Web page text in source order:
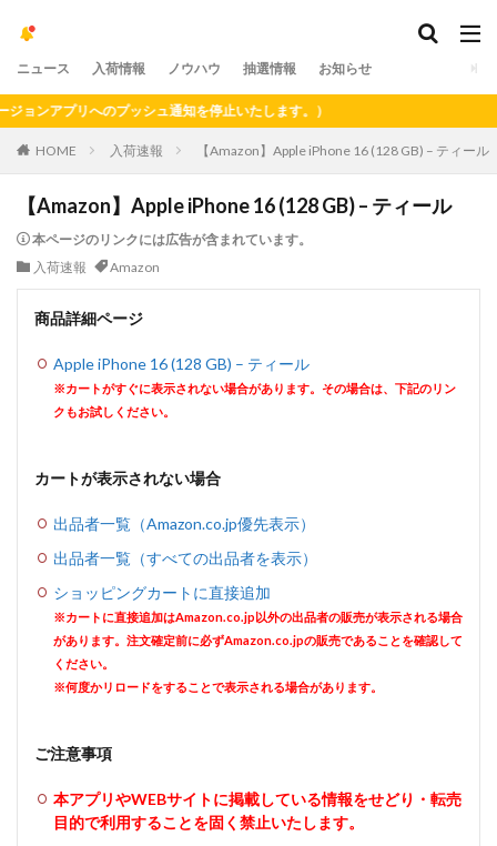
ニュース 入荷情報 ノウハウ 抽選情報 お知らせ
プリへのプッシュ通知を停止いたします。）
HOME 入荷速報 【Amazon】Apple iPhone 16 (128 GB) – ティール
【Amazon】Apple iPhone 16 (128 GB) – ティール
本ページのリンクには広告が含まれています。
入荷速報
Amazon
商品詳細ページ
Apple iPhone 16 (128 GB) – ティール
※カートがすぐに表示されない場合があります。その場合は、下記のリン
クもお試しください。
カートが表示されない場合
出品者一覧（Amazon.co.jp優先表示）
出品者一覧（すべての出品者を表示）
ショッピングカートに直接追加
※カートに直接追加はAmazon.co.jp以外の出品者の販売が表示される場合
があります。注文確定前に必ずAmazon.co.jpの販売であることを確認して
ください。
※何度かリロードをすることで表示される場合があります。
ご注意事項
本アプリやWEBサイトに掲載している情報をせどり・転売
目的で利用することを固く禁止いたします。